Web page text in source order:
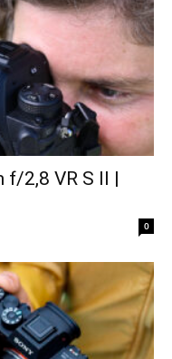
f/2,8 VR S II |
0